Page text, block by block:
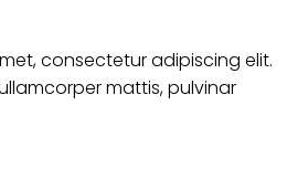
consectetur adipiscing elit.
mattis, pulvinar